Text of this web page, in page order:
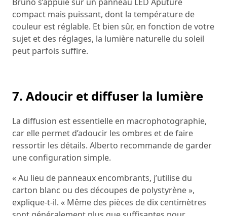
compact mais puissant, dont la température de
couleur est réglable. Et bien sûr, en fonction de votre
sujet et des réglages, la lumière naturelle du soleil
peut parfois suffire.
7. Adoucir et diffuser la lumière
La diffusion est essentielle en macrophotographie,
car elle permet d’adoucir les ombres et de faire
ressortir les détails. Alberto recommande de garder
une configuration simple.
« Au lieu de panneaux encombrants, j’utilise du
carton blanc ou des découpes de polystyrène »,
explique-t-il. « Même des pièces de dix centimètres